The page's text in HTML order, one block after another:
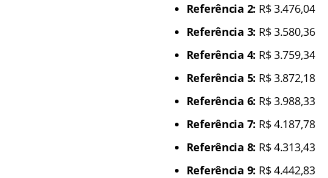
Referência 2: R$ 3.476,04
Referência 3: R$ 3.580,36
Referência 4: R$ 3.759,34
Referência 5: R$ 3.872,18
Referência 6: R$ 3.988,33
Referência 7: R$ 4.187,78
Referência 8: R$ 4.313,43
Referência 9: R$ 4.442,83